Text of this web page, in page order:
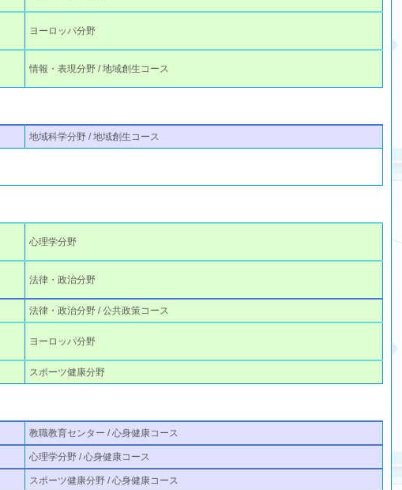
ヨーロッパ分野
情報・表現分野 / 地域創生コース
地域科学分野 / 地域創生コース
心理学分野
法律・政治分野
法律・政治分野 / 公共政策コース
ヨーロッパ分野
スポーツ健康分野
教職教育センター / 心身健康コース
心理学分野 / 心身健康コース
スポーツ健康分野 / 心身健康コース